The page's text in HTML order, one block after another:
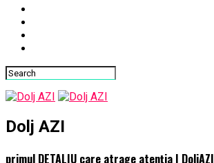
Dolj AZI
primul DETALIU care atrage atenția | DoljAZI